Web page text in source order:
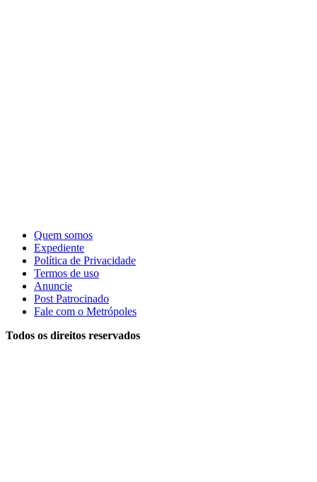
Quem somos
Expediente
Política de Privacidade
Termos de uso
Anuncie
Post Patrocinado
Fale com o Metrópoles
Todos os direitos reservados